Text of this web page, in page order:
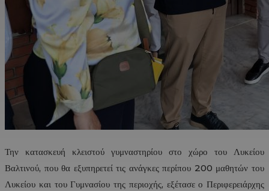
Την κατασκευή κλειστού γυμναστηρίου στο χώρο του Λυκείου
Βαλτινού, που θα εξυπηρετεί τις ανάγκες περίπου 200 μαθητών του
Λυκείου και του Γυμνασίου της περιοχής, εξέτασε ο Περιφερειάρχης